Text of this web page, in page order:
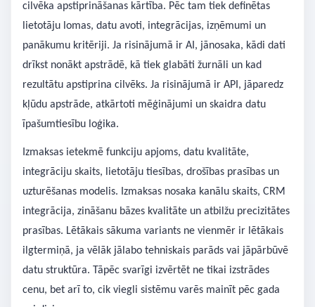
cilvēka apstiprināšanas kārtība. Pēc tam tiek definētas
lietotāju lomas, datu avoti, integrācijas, izņēmumi un
panākumu kritēriji. Ja risinājumā ir AI, jānosaka, kādi dati
drīkst nonākt apstrādē, kā tiek glabāti žurnāli un kad
rezultātu apstiprina cilvēks. Ja risinājumā ir API, jāparedz
kļūdu apstrāde, atkārtoti mēģinājumi un skaidra datu
īpašumtiesību loģika.
Izmaksas ietekmē funkciju apjoms, datu kvalitāte,
integrāciju skaits, lietotāju tiesības, drošības prasības un
uzturēšanas modelis. Izmaksas nosaka kanālu skaits, CRM
integrācija, zināšanu bāzes kvalitāte un atbilžu precizitātes
prasības. Lētākais sākuma variants ne vienmēr ir lētākais
ilgtermiņā, ja vēlāk jālabo tehniskais parāds vai jāpārbūvē
datu struktūra. Tāpēc svarīgi izvērtēt ne tikai izstrādes
cenu, bet arī to, cik viegli sistēmu varēs mainīt pēc gada